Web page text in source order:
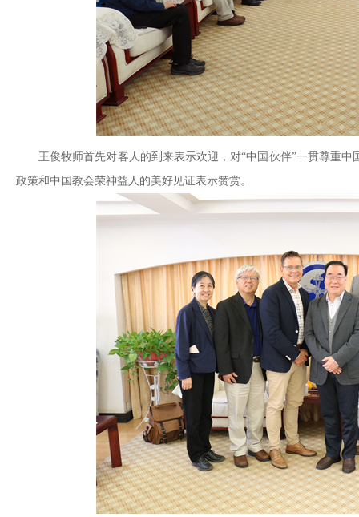
王俊牧师首先对客人的到来表示欢迎，对“中国伙伴”一贯尊重
政策和中国教会荣神益人的美好见证表示赞赏。